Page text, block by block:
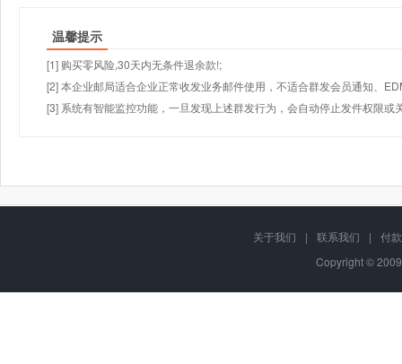
温馨提示
[1] 购买零风险,30天内无条件退余款!;
[2] 本企业邮局适合企业正常收发业务邮件使用，不适合群发会员通知、
[3] 系统有智能监控功能，一旦发现上述群发行为，会自动停止发件权限或
关于我们 | 联系我们 |
付
Copyright ©